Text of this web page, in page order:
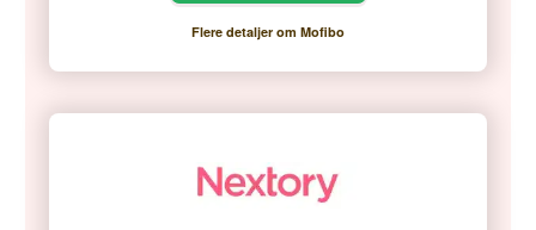
Flere detaljer om Mofibo